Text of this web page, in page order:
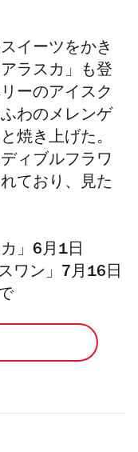
イーツをかき
ラスカ」も登
ーのアイスク
わのメレンゲ
焼き上げた。
ィブルフラワ
ており、見た
」6月1日
ワン」7月16日